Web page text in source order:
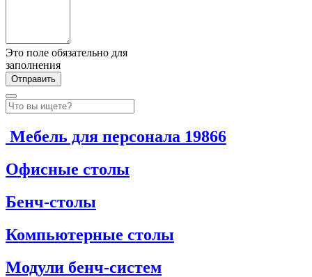
Это поле обязательно для
заполнения
Мебель для персонала 19866
Офисные столы
Бенч-столы
Компьютерные столы
Модули бенч-систем